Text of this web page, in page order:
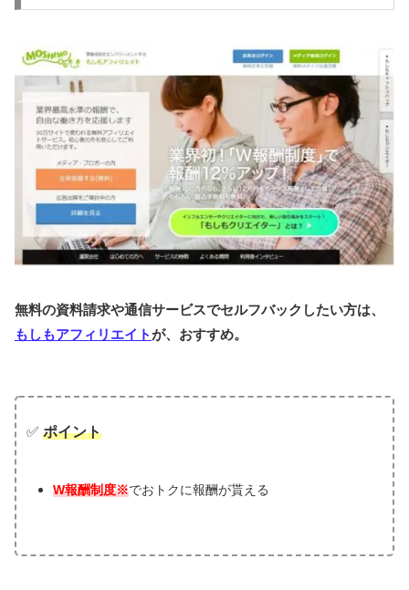
無料の資料請求や通信サービスでセルフバックしたい方は、
もしもアフィリエイトが、おすすめ。
✅ ポイント
W報酬制度※でおトクに報酬が貰える